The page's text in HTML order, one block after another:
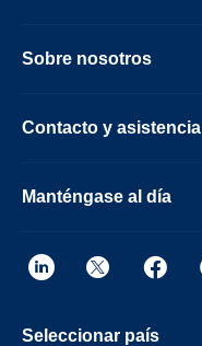
Sobre nosotros
Contacto y asistencia
Manténgase al día
Seleccionar país